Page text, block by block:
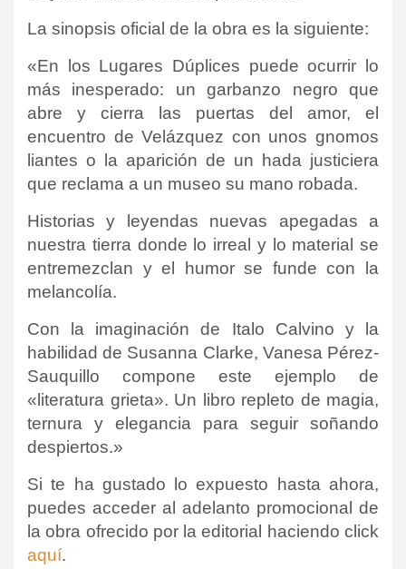
La sinopsis oficial de la obra es la siguiente:
«En los Lugares Dúplices puede ocurrir lo
más inesperado: un garbanzo negro que
abre y cierra las puertas del amor, el
encuentro de Velázquez con unos gnomos
liantes o la aparición de un hada justiciera
que reclama a un museo su mano robada.
Historias y leyendas nuevas apegadas a
nuestra tierra donde lo irreal y lo material se
entremezclan y el humor se funde con la
melancolía.
Con la imaginación de Italo Calvino y la
habilidad de Susanna Clarke, Vanesa Pérez-
Sauquillo compone este ejemplo de
«literatura grieta». Un libro repleto de magia,
ternura y elegancia para seguir soñando
despiertos.»
Si te ha gustado lo expuesto hasta ahora,
puedes acceder al adelanto promocional de
la obra ofrecido por la editorial haciendo click
aquí.